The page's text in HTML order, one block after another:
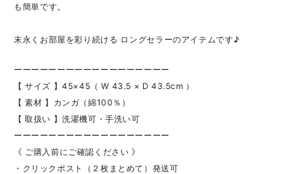
も簡単です。
末永くお部屋を彩り続ける ロングセラーのアイテムです♪
ーーーーーーーーーーーーーーーーーー
【 サイズ 】45×45（ W 43.5 × D 43.5cm ）
【 素材 】カンガ（綿100％）
【 取扱い 】洗濯機可・手洗い可
ーーーーーーーーーーーーーーーーーー
《 ご購入前にご確認ください 》
・クリックポスト（２枚まとめて）発送可